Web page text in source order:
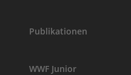
Publikationen
WWF Junior